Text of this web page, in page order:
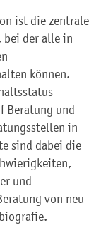
ist die zentrale
bei der alle in
können.
Beratung und
in
sind dabei die
und
von neu